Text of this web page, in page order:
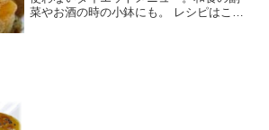
菜やお酒の時の小鉢にも。 レシピはこち